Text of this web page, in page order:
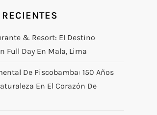
& Resort: El Destino
Full Day En Mala, Lima
De Piscobamba: 150 Años
En El Corazón De